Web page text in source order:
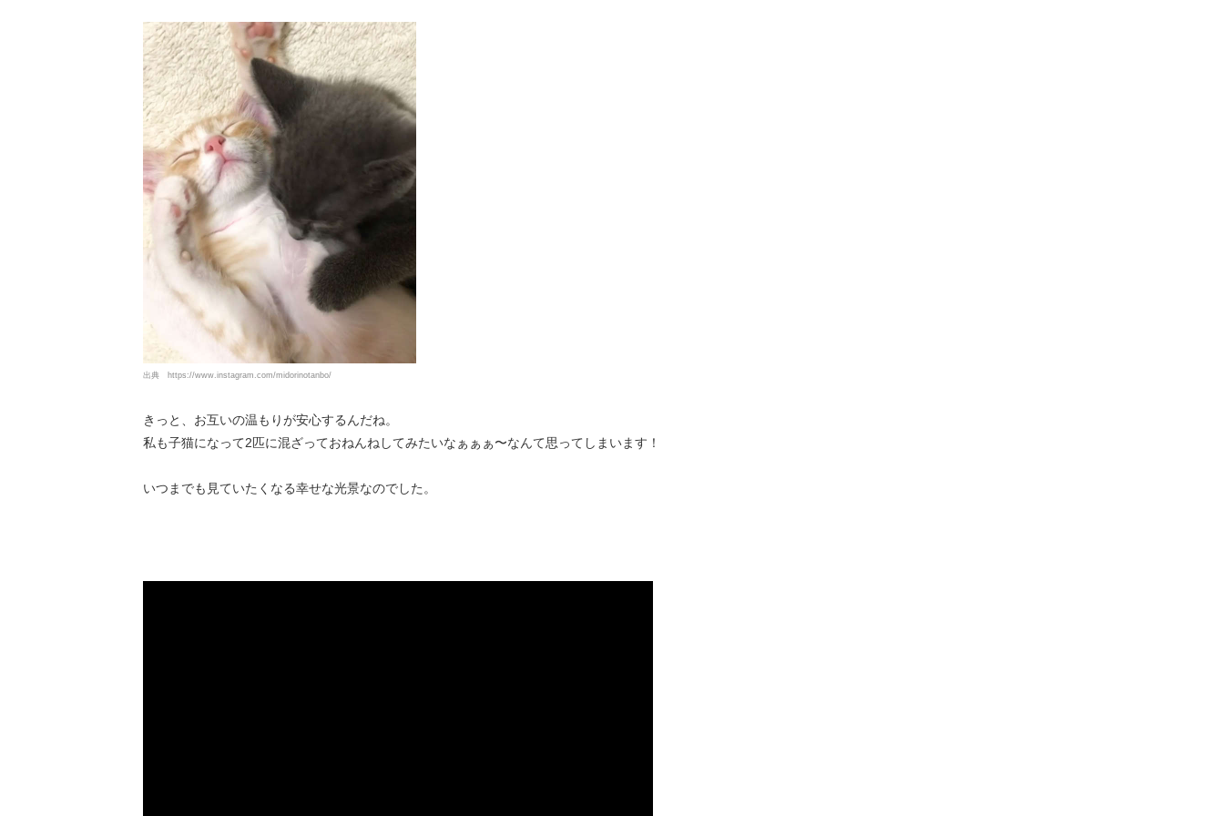
出典 https://www.instagram.com/midorinotanbo/
きっと、お互いの温もりが安心するんだね。
私も子猫になって2匹に混ざっておねんねしてみたいなぁぁぁ〜なんて思ってしまいます！
いつまでも見ていたくなる幸せな光景なのでした。